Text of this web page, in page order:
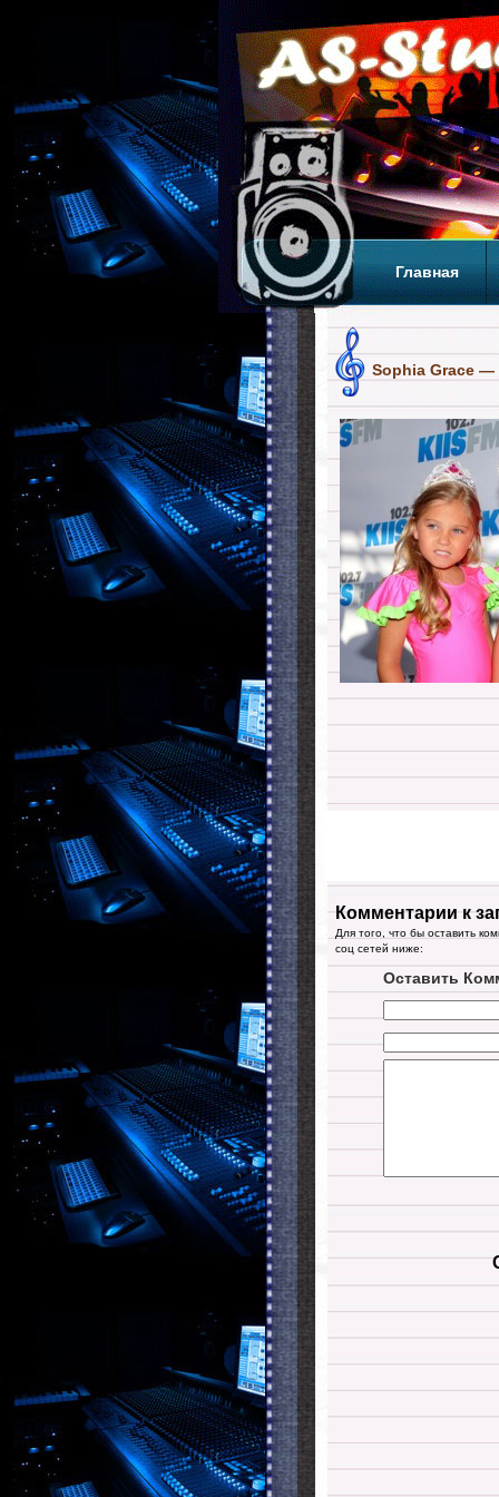
Главная
Sophia Grace —
Комментарии к
Для того, что бы оставить
соц сетей ниже:
Оставить